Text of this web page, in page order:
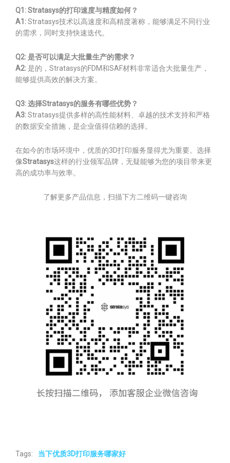
Q1: Stratasys的打印速度与精度如何？
A1:Stratasys技术以高速度和高精度著称，能够满足不同行业
的需求，同时支持快速迭代。
Q2: 是否可以满足大批量生产的需求？
A2: 是的，Stratasys的FDM和SAF材料非常适合大批量生产，
能够提供高效的解决方案。
Q3: 选择Stratasys的服务有哪些优势？
A3:Stratasys提供多样的高性能材料、卓越的技术支持和严格
的数据安全措施，是企业值得信赖的选择。
在如今的市场环境中，优质的3D打印服务显得尤为重要。选择
像Stratasys这样的行业领军品牌，无疑能够为您的项目带来更
高的成功率与效率。
了解更多产品信息，扫描下方二维码一键咨询
Tags: 当下优质3D打印服务哪家好